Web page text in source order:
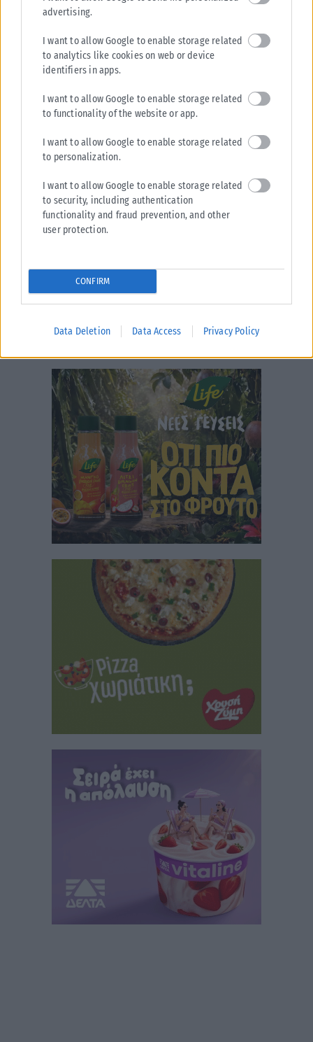
advertising.
I want to allow Google to enable storage related
to analytics like cookies on web or device
identifiers in apps.
I want to allow Google to enable storage related
to functionality of the website or app.
I want to allow Google to enable storage related
to personalization.
I want to allow Google to enable storage related
to security, including authentication
functionality and fraud prevention, and other
user protection.
CONFIRM
Data Deletion Data Access Privacy Policy
ΕΛΛΆΔΑ
Έφυγε από τη ζωή, σε ηλικία 74 ετών, ο Νίκος Καλογερόπουλος,
ηθοποιός, σκηνοθέτης, σεναριογράφος, ποιητής και τραγουδοποιός. Το
1981 πρωταγωνίστησε...
ΑΝΑΡΤΉΘΗΚΕ ΑΠΌKARFITSANEWS 10/08/2026